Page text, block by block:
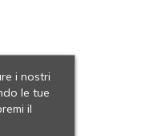
i nostri
le tue
il